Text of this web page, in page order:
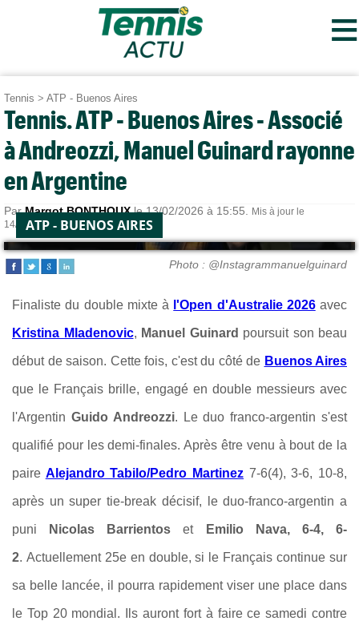
≡
Tennis > ATP - Buenos Aires
Tennis. ATP - Buenos Aires - Associé
à Andreozzi, Manuel Guinard rayonne
en Argentine
ParMargot BONTHOUXle 13/02/2026 à 15:55.
Mis à jour le
14/02/2026 à 10:29.
ATP - BUENOS AIRES
Photo : @Instagrammanuelguinard
Finaliste du double mixte à l'Open d'Australie 2026avec
Kristina Mladenovic, Manuel Guinard poursuit son beau
début de saison. Cette fois, c'est du côté de Buenos Aires
que le Français brille, engagé en double messieurs avec
l'Argentin Guido Andreozzi. Le duo franco-argentin s'est
qualifié pour les demi-finales. Après être venu à bout de la
paire Alejandro Tabilo/Pedro Martinez 7-6(4), 3-6, 10-8,
après un super tie-break décisif, le duo-franco-argentin a
puni Nicolas Barrientos et Emilio Nava, 6-4, 6-
2. Actuellement 25e en double, si le Français continue sur
sa belle lancée, il pourra rapidement viser une place dans
le Top 20 mondial. Ils auront fort à faire ce samedi contre